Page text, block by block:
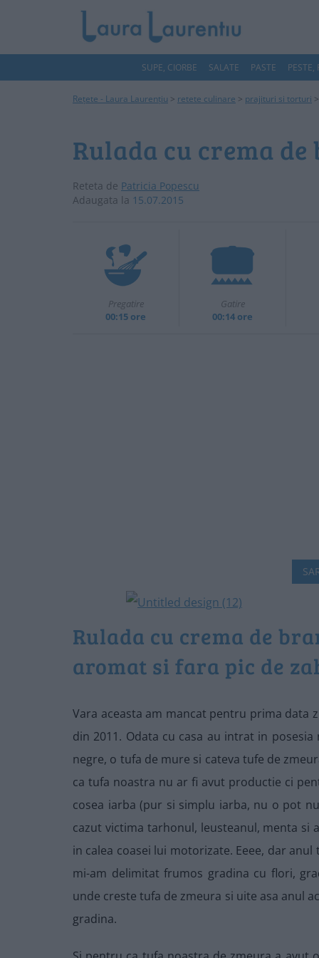
SUPE, CIORBE SALATE PASTE PESTE,
Rețete - Laura Laurențiu > retete culinare > prajituri si torturi
Rulada cu crema
Reteta de Patricia Popescu
Adaugata la 15.07.2015
Pregatire
00:15 ore
Gatire
00:14 ore
Rulada cu crema de
aromat si fara pic de
Vara aceasta am mancat pentru prima data
din 2011. Odata cu casa au intrat in
negre, o tufa de mure si cateva tufe de
ca tufa noastra nu ar fi avut productie ci
cosea iarba (pur si simplu iarba, nu o pot
cazut victima tarhonul, leusteanul, menta si
in calea coasei lui motorizate. Eeee, dar
mi-am delimitat frumos gradina cu flori,
unde creste tufa de zmeura si uite asa anul
gradina.